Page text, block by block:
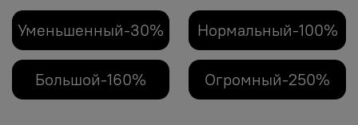
Уменьшенный-30% Нормальный-100%
Большой-160% Огромный-250%